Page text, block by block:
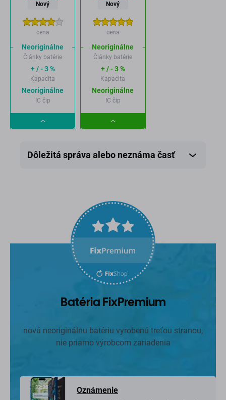
Nový
cena
Neoriginálne
Články batérie
+ / - 3 %
Kapacita
Neoriginálne
IC čip
Dropdown
Nový
cena
Neoriginálne
Články batérie
+ / - 3 %
Kapacita
Neoriginálne
IC čip
Dropdown
Dôležitá správa alebo neznáma časť
Batéria FixPremium
novú neoriginálnu batériu vyrobenú treťou stranou,
nie priamo výrobcom zariadenia
Oznámenie